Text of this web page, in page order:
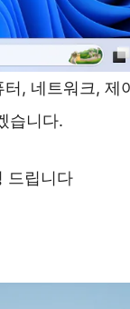
, 네트워크,
습니다.
드립니다